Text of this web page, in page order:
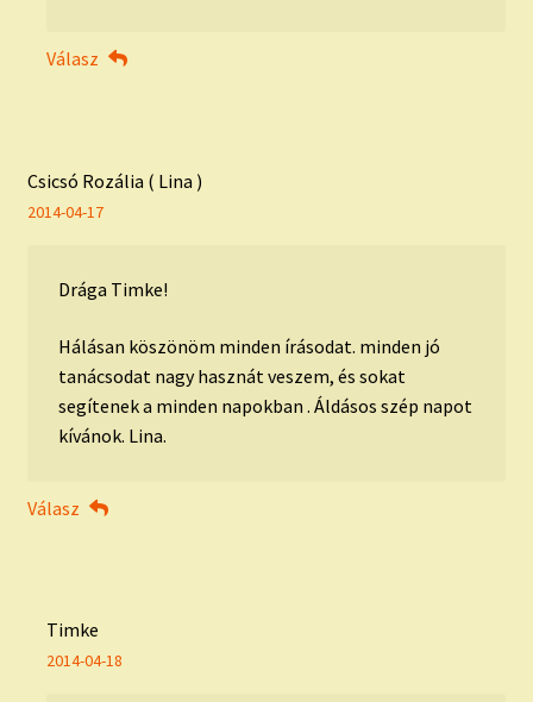
Válasz
Csicsó Rozália ( Lina )
2014-04-17
Drága Timke!
Hálásan köszönöm minden írásodat. minden jó
tanácsodat nagy hasznát veszem, és sokat
segítenek a minden napokban . Áldásos szép napot
kívánok. Lina.
Válasz
Timke
2014-04-18